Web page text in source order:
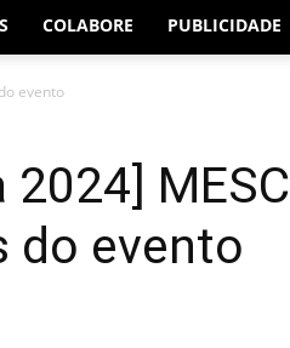
COLABORE PUBLICIDADE
evento
do evento